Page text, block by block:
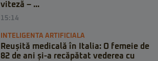
viteză – ...
15:14
INTELIGENTA ARTIFICIALA
Reușită medicală în Italia: O femeie de
82 de ani și-a recăpătat vederea cu